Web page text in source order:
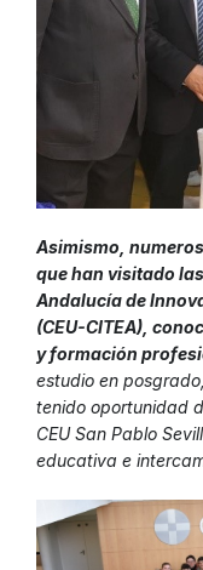
Asimismo,
que han visitado
Andalucía de
(CEU-CITEA),
y formación
estudio en
tenido oportunidad
CEU San Pablo
educativa e